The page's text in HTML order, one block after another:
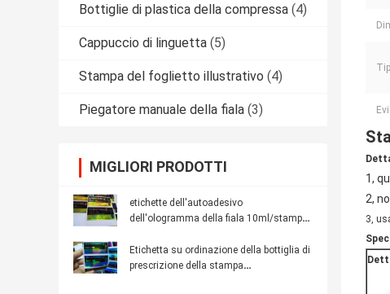
Bottiglie di plastica della compressa (4)
Cappuccio di linguetta (5)
Stampa del foglietto illustrativo (4)
Piegatore manuale della fiala (3)
MIGLIORI PRODOTTI
etichette dell'autoadesivo
dell'ologramma della fiala 10ml/stampa
medicina
Etichetta su ordinazione della bottiglia di
prescrizione della stampa
1,
2,
3,